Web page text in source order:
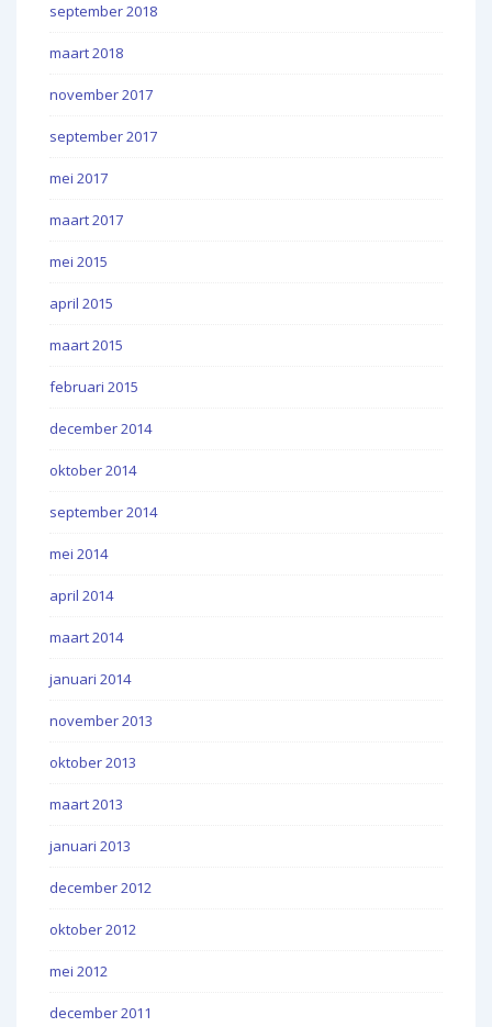
september 2018
maart 2018
november 2017
september 2017
mei 2017
maart 2017
mei 2015
april 2015
maart 2015
februari 2015
december 2014
oktober 2014
september 2014
mei 2014
april 2014
maart 2014
januari 2014
november 2013
oktober 2013
maart 2013
januari 2013
december 2012
oktober 2012
mei 2012
december 2011